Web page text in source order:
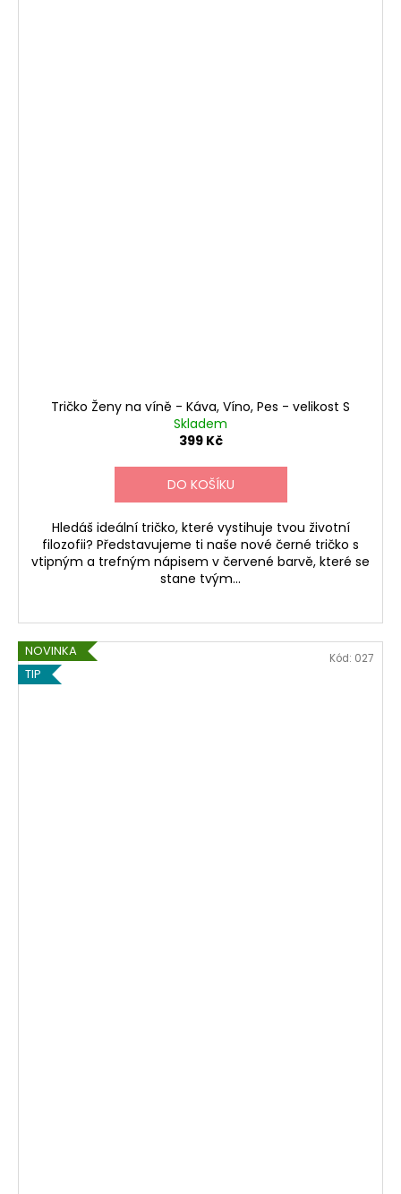
Tričko Ženy na víně - Káva, Víno, Pes - velikost S
Skladem
399 Kč
DO KOŠÍKU
Hledáš ideální tričko, které vystihuje tvou životní
filozofii? Představujeme ti naše nové černé tričko s
vtipným a trefným nápisem v červené barvě, které se
stane tvým...
NOVINKA
TIP
Kód: 027